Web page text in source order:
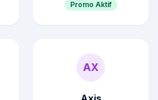
Promo Aktif
AX